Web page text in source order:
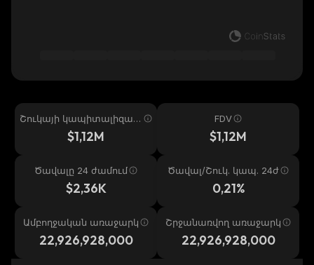
Շուկայի կապիտալիզաց
$1,12M
FDV
$1,12M
Ծավալը 24 ժամում
$2,36K
Ծավալ/Շուկ. կապ. 24ժ
0,21%
Ամբողջական առաջարկ
22,926,928,000
Շրջանառվող առաջարկ
22,926,928,000